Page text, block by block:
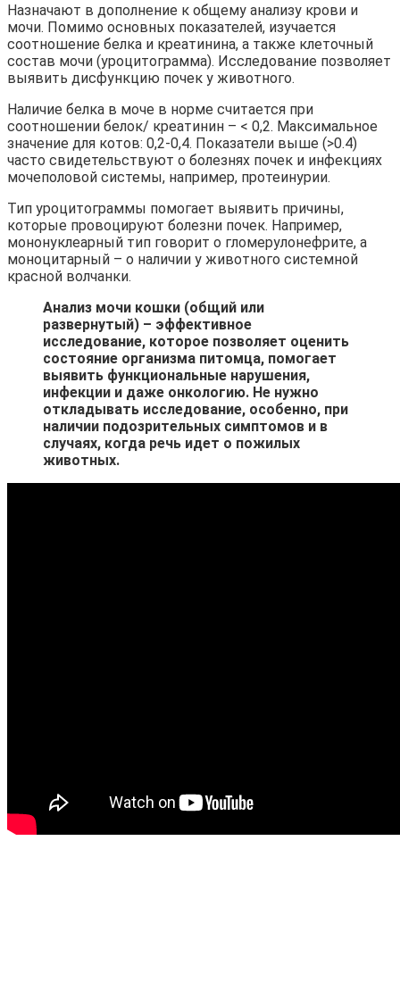
Назначают в дополнение к общему анализу крови и
мочи. Помимо основных показателей, изучается
соотношение белка и креатинина, а также клеточный
состав мочи (уроцитограмма). Исследование позволяет
выявить дисфункцию почек у животного.
Наличие белка в моче в норме считается при
соотношении белок/ креатинин – < 0,2. Максимальное
значение для котов: 0,2-0,4. Показатели выше (>0.4)
часто свидетельствуют о болезнях почек и инфекциях
мочеполовой системы, например, протеинурии.
Тип уроцитограммы помогает выявить причины,
которые провоцируют болезни почек. Например,
мононуклеарный тип говорит о гломерулонефрите, а
моноцитарный – о наличии у животного системной
красной волчанки.
Анализ мочи кошки (общий или
развернутый) – эффективное
исследование, которое позволяет оценить
состояние организма питомца, помогает
выявить функциональные нарушения,
инфекции и даже онкологию. Не нужно
откладывать исследование, особенно, при
наличии подозрительных симптомов и в
случаях, когда речь идет о пожилых
животных.